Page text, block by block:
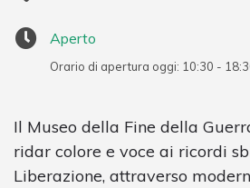
Aperto
Orario di apertura oggi: 10:30 -
Il Museo della Fine della
ridar colore e voce ai ricordi
Liberazione, attraverso